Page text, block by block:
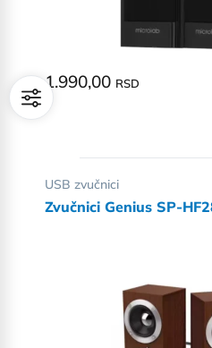
1.990,00 RSD
USB zvučnici
Zvučnici Genius SP-